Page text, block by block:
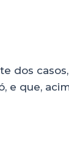
dos
e que,